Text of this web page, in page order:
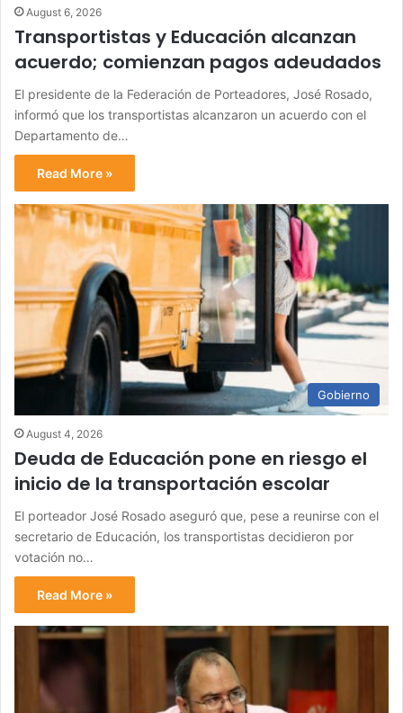
August 6, 2026
Transportistas y Educación alcanzan
acuerdo; comienzan pagos adeudados
El presidente de la Federación de Porteadores, José Rosado,
informó que los transportistas alcanzaron un acuerdo con el
Departamento de…
Read More »
Gobierno
August 4, 2026
Deuda de Educación pone en riesgo el
inicio de la transportación escolar
El porteador José Rosado aseguró que, pese a reunirse con el
secretario de Educación, los transportistas decidieron por
votación no…
Read More »